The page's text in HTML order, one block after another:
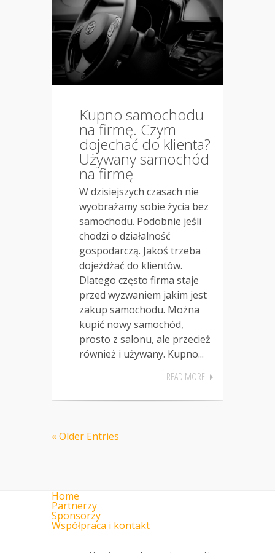
Kupno samochodu
na firmę. Czym
dojechać do klienta?
Używany samochód
na firmę
W dzisiejszych czasach nie
wyobrażamy sobie życia bez
samochodu. Podobnie jeśli
chodzi o działalność
gospodarczą. Jakoś trzeba
dojeżdżać do klientów.
Dlatego często firma staje
przed wyzwaniem jakim jest
zakup samochodu. Można
kupić nowy samochód,
prosto z salonu, ale przecież
również i używany. Kupno...
READ MORE
« Older Entries
Home
Partnerzy
Sponsorzy
Współpraca i kontakt